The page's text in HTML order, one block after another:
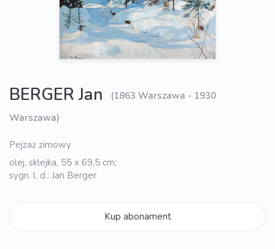
BERGER Jan
(1863 Warszawa - 1930
Warszawa)
Pejzaż zimowy
olej, sklejka, 55 x 69,5 cm;
sygn. l. d.: Jan Berger
Kup abonament